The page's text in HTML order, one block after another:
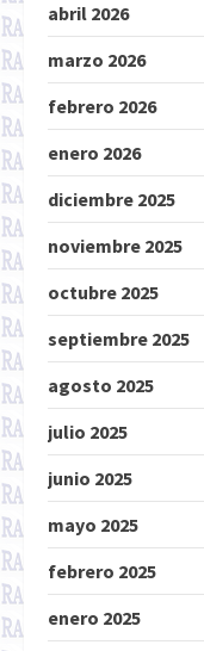
abril 2026
marzo 2026
febrero 2026
enero 2026
diciembre 2025
noviembre 2025
octubre 2025
septiembre 2025
agosto 2025
julio 2025
junio 2025
mayo 2025
febrero 2025
enero 2025